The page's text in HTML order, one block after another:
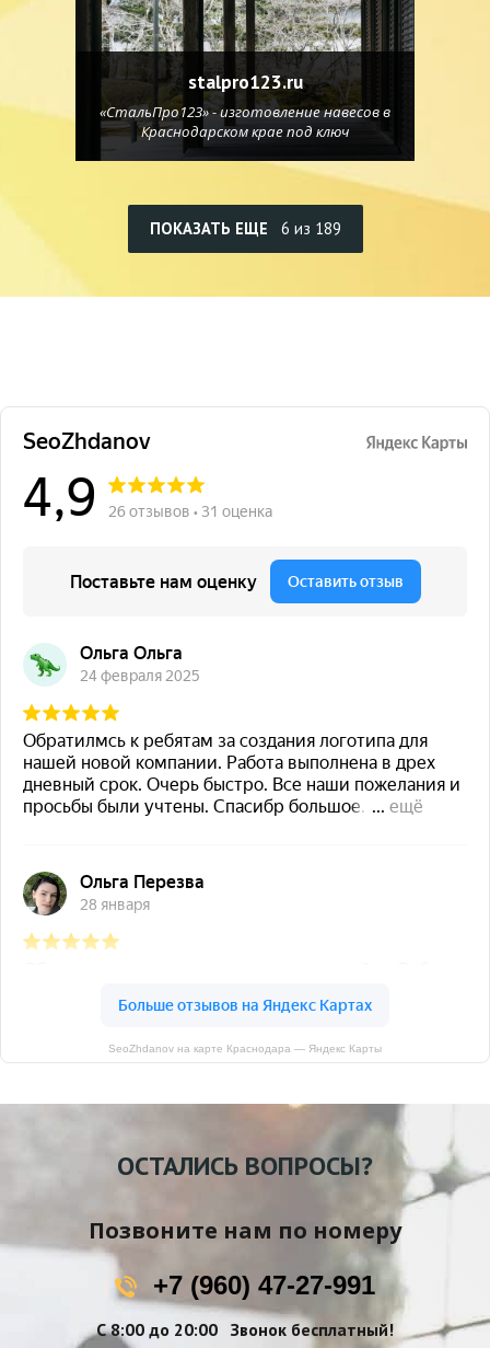
stalpro123.ru
«СтальПро123» - изготовление навесов в
Краснодарском крае под ключ
ПОКАЗАТЬ ЕЩЕ 6 из 189
SeoZhdanov на карте Краснодара — Яндекс Карты
ОСТАЛИСЬ ВОПРОСЫ?
Позвоните нам по номеру
+7 (960) 47-27-991
С 8:00 до 20:00 Звонок бесплатный!